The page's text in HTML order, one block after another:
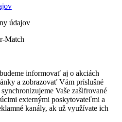
údajov
Match
informovať aj o akciách
a zobrazovať Vám príslušné
Vaše zašifrované
externými poskytovateľmi a
kanály, ak už využívate ich